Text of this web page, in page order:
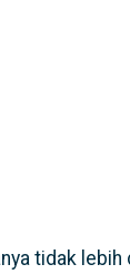
tidak lebih